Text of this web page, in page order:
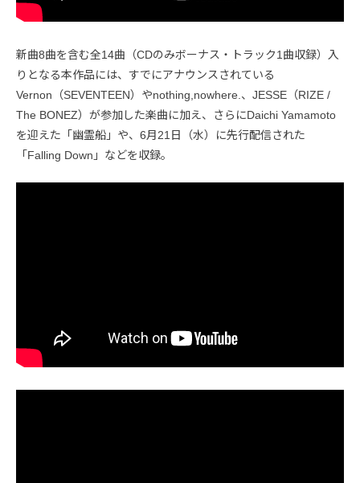
新曲8曲を含む全14曲（CDのみボーナス・トラック1曲収録）入
りとなる本作品には、すでにアナウンスされている
Vernon（SEVENTEEN）やnothing,nowhere.、JESSE（RIZE /
The BONEZ）が参加した楽曲に加え、さらにDaichi Yamamoto
を迎えた「幽霊船」や、6月21日（水）に先行配信された
「Falling Down」などを収録。